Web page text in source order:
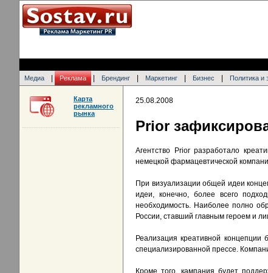
Медиа Реклама Брендинг Маркетинг Бизнес Политика и
25.08.2008
Prior
Агентство Prior разработало
немецкой фармацевтической
При визуализации общей идеи
идеи, конечно, более всего
необходимость. Наиболее полно
России, ставший главным героем и
Реализация креативной
специализированной прессе.
Кроме того, кампания будет
Карта
рекламного
рынка